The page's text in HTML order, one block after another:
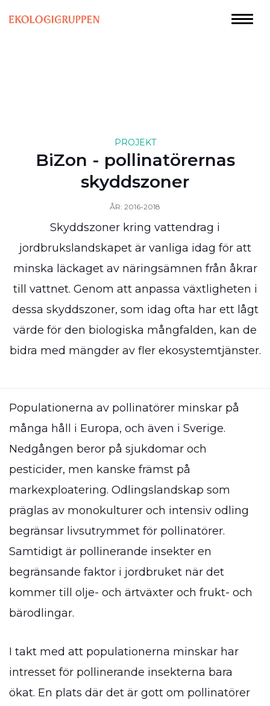
PROJEKT
BiZon - pollinatörernas
skyddszoner
ÅR: 2016-2018
Skyddszoner kring vattendrag i
jordbrukslandskapet är vanliga idag för att
minska läckaget av näringsämnen från åkrar
till vattnet. Genom att anpassa växtligheten i
dessa skyddszoner, som idag ofta har ett lågt
värde för den biologiska mångfalden, kan de
bidra med mängder av fler ekosystemtjänster.
Populationerna av pollinatörer minskar på
många håll i Europa, och även i Sverige.
Nedgången beror på sjukdomar och
pesticider, men kanske främst på
markexploatering. Odlingslandskap som
präglas av monokulturer och intensiv odling
begränsar livsutrymmet för pollinatörer.
Samtidigt är pollinerande insekter en
begränsande faktor i jordbruket när det
kommer till olje- och ärtväxter och frukt- och
bärodlingar.
I takt med att populationerna minskar har
intresset för pollinerande insekterna bara
ökat. En plats där det är gott om pollinatörer